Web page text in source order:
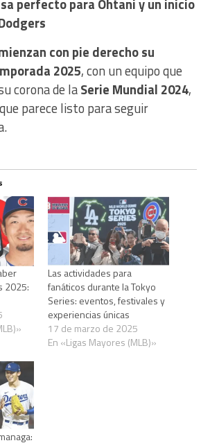
perfecto para Ohtani y un inicio
con pie derecho su
2025, con un equipo que
corona de laSerie Mundial 2024,
parece listo para seguir
2025:
Las actividades para
fanáticos durante la Tokyo
Series: eventos, festivales y
experiencias únicas
17 de marzo de 2025
En «Ligas Mayores (MLB)»